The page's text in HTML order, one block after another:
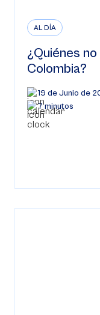
AL DÍA
¿Quiénes
Colombia?
19 de Junio de
7 minutos